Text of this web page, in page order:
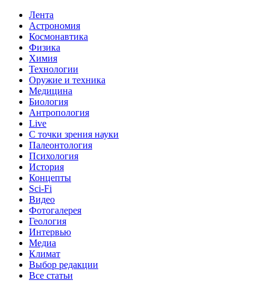
Лента
Астрономия
Космонавтика
Физика
Химия
Технологии
Оружие и техника
Медицина
Биология
Антропология
Live
С точки зрения науки
Палеонтология
Психология
История
Концепты
Sci-Fi
Видео
Фотогалерея
Геология
Интервью
Медиа
Климат
Выбор редакции
Все статьи